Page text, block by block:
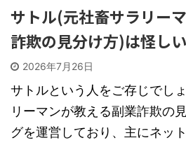
サトル(元社畜サラリー
詐欺の見分け方)は怪し
2026年7月26日
サトルという人をご存じでし
リーマンが教える副業詐欺の
グを運営しており、主にネッ